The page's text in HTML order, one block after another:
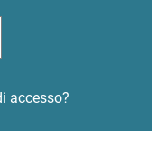
accesso?